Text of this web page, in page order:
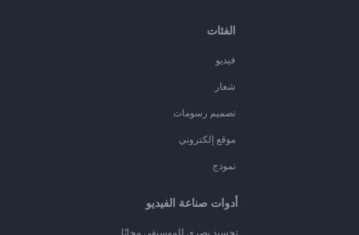
الفئات
فيديو
شعار
تصميم رسومات
موقع إلكتروني
نموذج
أدوات صناعة الفيديو
تجسيد بصري للموسيقى مجانًا